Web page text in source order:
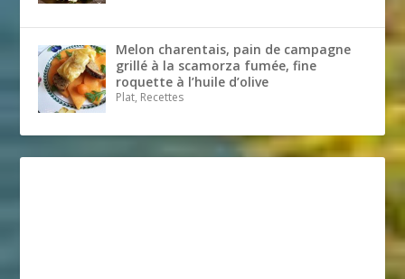
Melon charentais, pain de campagne
grillé à la scamorza fumée, fine
roquette à l’huile d’olive
Plat, Recettes